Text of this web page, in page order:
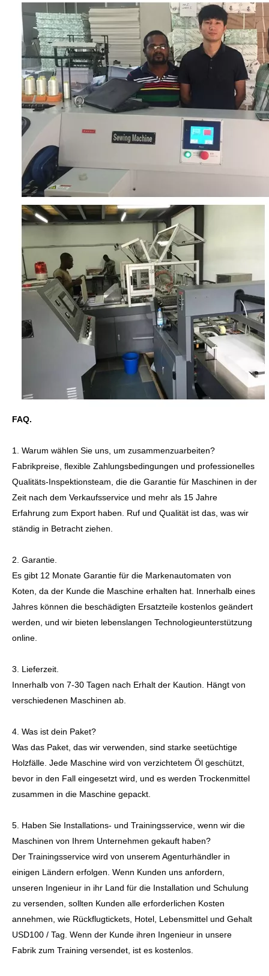
FAQ.
1. Warum wählen Sie uns, um zusammenzuarbeiten?
Fabrikpreise, flexible Zahlungsbedingungen und professionelles
Qualitäts-Inspektionsteam, die die Garantie für Maschinen in der
Zeit nach dem Verkaufsservice und mehr als 15 Jahre
Erfahrung zum Export haben. Ruf und Qualität ist das, was wir
ständig in Betracht ziehen.
2. Garantie.
Es gibt 12 Monate Garantie für die Markenautomaten von
Koten, da der Kunde die Maschine erhalten hat. Innerhalb eines
Jahres können die beschädigten Ersatzteile kostenlos geändert
werden, und wir bieten lebenslangen Technologieunterstützung
online.
3. Lieferzeit.
Innerhalb von 7-30 Tagen nach Erhalt der Kaution. Hängt von
verschiedenen Maschinen ab.
4. Was ist dein Paket?
Was das Paket, das wir verwenden, sind starke seetüchtige
Holzfälle. Jede Maschine wird von verzichtetem Öl geschützt,
bevor in den Fall eingesetzt wird, und es werden Trockenmittel
zusammen in die Maschine gepackt.
5. Haben Sie Installations- und Trainingsservice, wenn wir die
Maschinen von Ihrem Unternehmen gekauft haben?
Der Trainingsservice wird von unserem Agenturhändler in
einigen Ländern erfolgen. Wenn Kunden uns anfordern,
unseren Ingenieur in ihr Land für die Installation und Schulung
zu versenden, sollten Kunden alle erforderlichen Kosten
annehmen, wie Rückflugtickets, Hotel, Lebensmittel und Gehalt
USD100 / Tag. Wenn der Kunde ihren Ingenieur in unsere
Fabrik zum Training versendet, ist es kostenlos.